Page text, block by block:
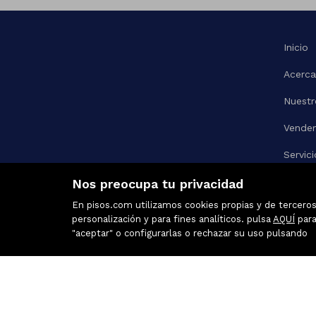
Nos preocupa tu privacidad
En pisos.com utilizamos cookies propias y de
personalización y para fines analíticos. pulsa AQUÍ
"aceptar" o configurarlas o rechazar su uso pulsando
Inicio